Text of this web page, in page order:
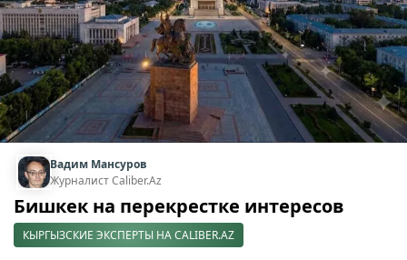
Вадим Мансуров
Журналист Caliber.Az
Бишкек на перекрестке интересов
КЫРГЫЗСКИЕ ЭКСПЕРТЫ НА CALIBER.AZ